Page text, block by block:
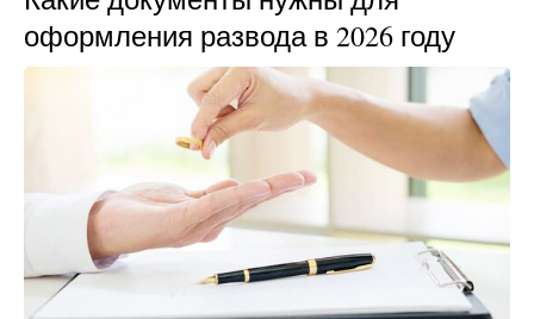
оформления развода в 2026 году